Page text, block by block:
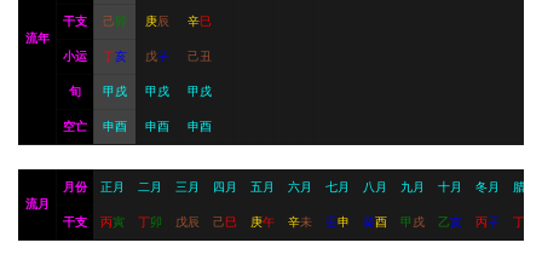
流年
干支 己卯 庚辰 辛巳
小运 丁亥 戊子 己丑
旬 甲戌 甲戌 甲戌
空亡 申酉 申酉 申酉
流月
月份 正月 二月 三月 四月 五月 六月 七月 八月 九月 十月 冬月 腊月
干支 丙寅 丁卯 戊辰 己巳 庚午 辛未 壬申 癸酉 甲 戌 乙亥 丙子 丁